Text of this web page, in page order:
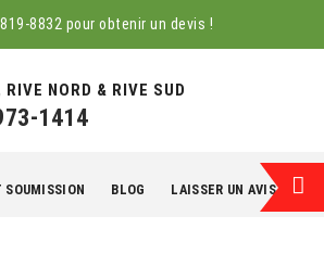
8832 pour obtenir un devis !
RIVE NORD & RIVE SUD
1414
SOUMISSION BLOG LAISSER UN AVIS EN